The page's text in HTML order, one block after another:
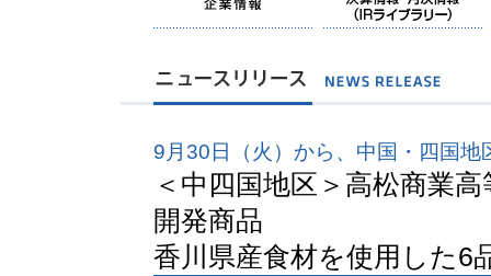
9月30日（火）から、中国・四国地
＜中四国地区＞高松商業
開発商品
香川県産食材を使用した6